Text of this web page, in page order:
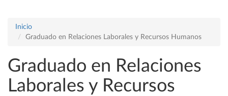
Inicio
Graduado en Relaciones Laborales y Recursos Humanos
Graduado en Relaciones
Laborales y Recursos